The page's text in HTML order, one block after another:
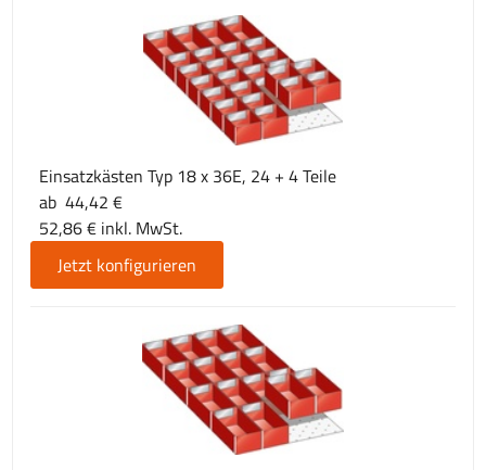
Einsatzkästen Typ 18 x 36E, 24 + 4 Teile
ab 44,42 €
52,86 € inkl. MwSt.
Jetzt konfigurieren